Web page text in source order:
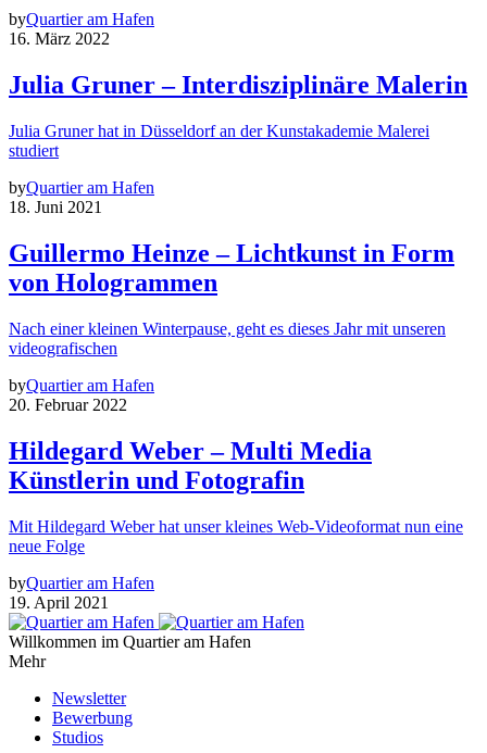
byQuartier am Hafen
16. März 2022
Julia Gruner – Interdisziplinäre Malerin
Julia Gruner hat in Düsseldorf an der Kunstakademie Malerei
studiert
byQuartier am Hafen
18. Juni 2021
Guillermo Heinze – Lichtkunst in Form
von Hologrammen
Nach einer kleinen Winterpause, geht es dieses Jahr mit unseren
videografischen
byQuartier am Hafen
20. Februar 2022
Hildegard Weber – Multi Media
Künstlerin und Fotografin
Mit Hildegard Weber hat unser kleines Web-Videoformat nun eine
neue Folge
byQuartier am Hafen
19. April 2021
Willkommen im Quartier am Hafen
Mehr
Newsletter
Bewerbung
Studios